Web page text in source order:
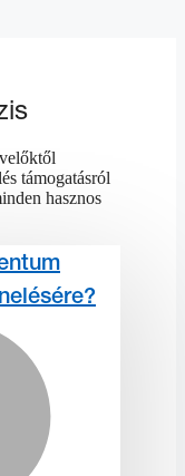
támogatásról
hasznos